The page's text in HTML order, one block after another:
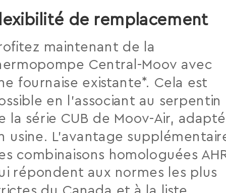
de remplacement
maintenant de la
Central-Moov avec
fournaise existante*. Cela est
en l’associant au serpentin
la série CUB de Moov-Air, adapté
usine. L’avantage
combinaisons homologuées
répondent aux normes les plus